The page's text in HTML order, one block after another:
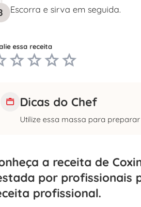
Escorra e sirva em seguida.
essa receita
Dicas do Chef
Utilize essa massa para
a receita de
por profissionais
profissional.